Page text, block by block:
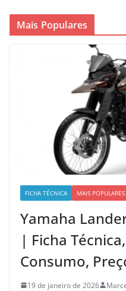
Mais Populares
FICHA TÉCNICA MAIS POPULARES
Yamaha
| Ficha
Consumo,
19 de janeiro de 2026